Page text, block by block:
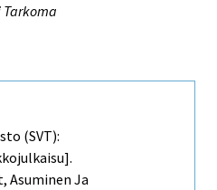
(SVT):
Asuminen Ja